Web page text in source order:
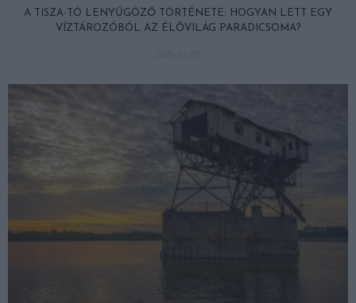
A TISZA-TÓ LENYŰGÖZŐ TÖRTÉNETE: HOGYAN LETT EGY
VÍZTÁROZÓBÓL AZ ÉLŐVILÁG PARADICSOMA?